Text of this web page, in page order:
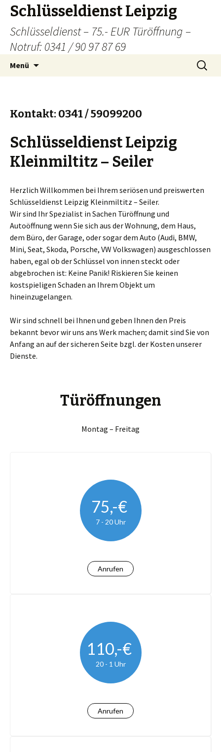
Schlüsseldienst Leipzig
Schlüsseldienst – 75.- EUR Türöffnung –
Notruf: 0341 / 90 97 87 69
Menü
Suchen
nach:
Kontakt: 0341 / 59099200
Schlüsseldienst Leipzig
Kleinmiltitz – Seiler
Herzlich Willkommen bei Ihrem seriösen und preiswerten
Schlüsseldienst Leipzig Kleinmiltitz – Seiler.
Wir sind Ihr Spezialist in Sachen Türöffnung und
Autoöffnung wenn Sie sich aus der Wohnung, dem Haus,
dem Büro, der Garage, oder sogar dem Auto (Audi, BMW,
Mini, Seat, Skoda, Porsche, VW Volkswagen) ausgeschlossen
haben, egal ob der Schlüssel von innen steckt oder
abgebrochen ist: Keine Panik! Riskieren Sie keinen
kostspieligen Schaden an Ihrem Objekt um
hineinzugelangen.
Wir sind schnell bei Ihnen und geben Ihnen den Preis
bekannt bevor wir uns ans Werk machen; damit sind Sie von
Anfang an auf der sicheren Seite bzgl. der Kosten unserer
Dienste.
Türöffnungen
Montag – Freitag
75,-€
7 - 20 Uhr
Anrufen
110,-€
20 - 1 Uhr
Anrufen